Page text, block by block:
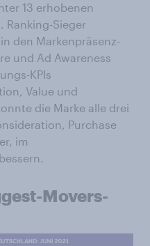
13 erhobenen
Ranking-Sieger
den Markenpräsenz-
und Ad Awareness
KPIs
Value und
die Marke alle drei
Purchase
im
Movers-